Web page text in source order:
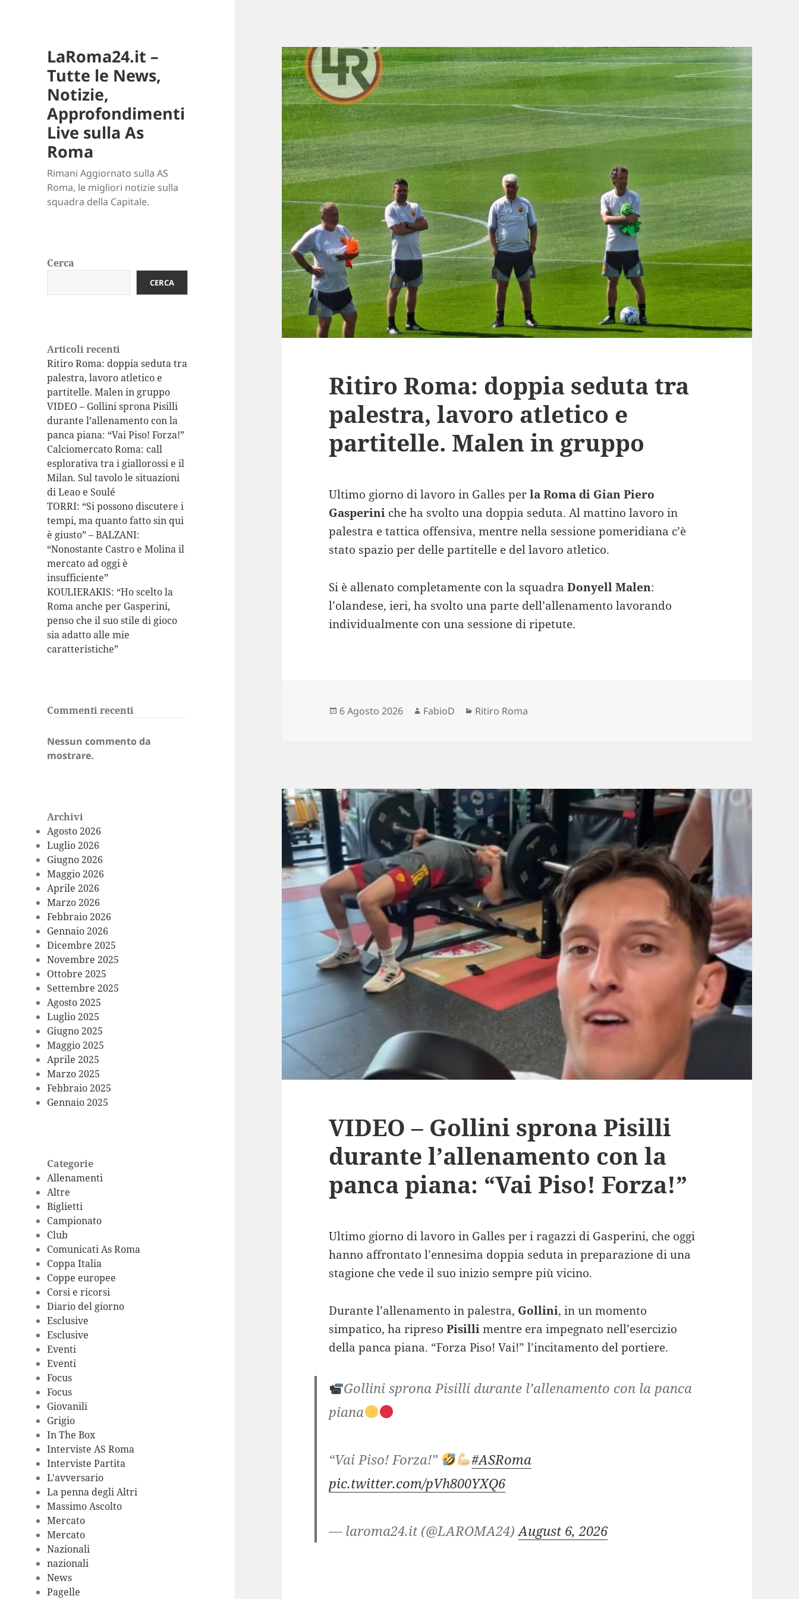
LaRoma24.it –
Tutte le News,
Notizie,
Approfondimenti
Live sulla As
Roma
Rimani Aggiornato sulla AS
Roma, le migliori notizie sulla
squadra della Capitale.
Cerca
CERCA
Articoli recenti
Ritiro Roma: doppia seduta tra
palestra, lavoro atletico e
partitelle. Malen in gruppo
VIDEO – Gollini sprona Pisilli
durante l’allenamento con la
panca piana: “Vai Piso! Forza!”
Calciomercato Roma: call
esplorativa tra i giallorossi e il
Milan. Sul tavolo le situazioni
di Leao e Soulé
TORRI: “Si possono discutere i
tempi, ma quanto fatto sin qui
è giusto” – BALZANI:
“Nonostante Castro e Molina il
mercato ad oggi è
insufficiente”
KOULIERAKIS: “Ho scelto la
Roma anche per Gasperini,
penso che il suo stile di gioco
sia adatto alle mie
caratteristiche”
Commenti recenti
Nessun commento da
mostrare.
Archivi
Agosto 2026
Luglio 2026
Giugno 2026
Maggio 2026
Aprile 2026
Marzo 2026
Febbraio 2026
Gennaio 2026
Dicembre 2025
Novembre 2025
Ottobre 2025
Settembre 2025
Agosto 2025
Luglio 2025
Giugno 2025
Maggio 2025
Aprile 2025
Marzo 2025
Febbraio 2025
Gennaio 2025
Categorie
Allenamenti
Altre
Biglietti
Campionato
Club
Comunicati As Roma
Coppa Italia
Coppe europee
Corsi e ricorsi
Diario del giorno
Esclusive
Esclusive
Eventi
Eventi
Focus
Focus
Giovanili
Grigio
In The Box
Interviste AS Roma
Interviste Partita
L'avversario
La penna degli Altri
Massimo Ascolto
Mercato
Mercato
Nazionali
nazionali
News
Pagelle
Ritiro Roma: doppia seduta tra
palestra, lavoro atletico e
partitelle. Malen in gruppo
Ultimo giorno di lavoro in Galles perla Roma di Gian Piero
Gasperini che ha svolto una doppia seduta. Al mattino lavoro in
palestra e tattica offensiva, mentre nella sessione pomeridiana c’è
stato spazio per delle partitelle e del lavoro atletico.
Si è allenato completamente con la squadra Donyell Malen:
l’olandese, ieri, ha svolto una parte dell’allenamento lavorando
individualmente con una sessione di ripetute.
Scritto
6 Agosto 2026 Autore
FabioD Categorie
Ritiro Roma
VIDEO – Gollini sprona Pisilli
durante l’allenamento con la
panca piana: “Vai Piso! Forza!”
Ultimo giorno di lavoro in Galles per i ragazzi di Gasperini, che oggi
hanno affrontato l’ennesima doppia seduta in preparazione di una
stagione che vede il suo inizio sempre più vicino.
Durante l’allenamento in palestra, Gollini, in un momento
simpatico, ha ripresoPisillimentre era impegnato nell’esercizio
della panca piana. “Forza Piso! Vai!” l’incitamento del portiere.
Gollini sprona Pisilli durante l’allenamento con la panca
piana
“Vai Piso! Forza!”
#ASRoma
pic.twitter.com/pVh800YXQ6
— laroma24.it (@LAROMA24)August 6, 2026